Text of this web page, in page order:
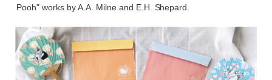
Pooh" works by A.A. Milne and E.H. Shepard.